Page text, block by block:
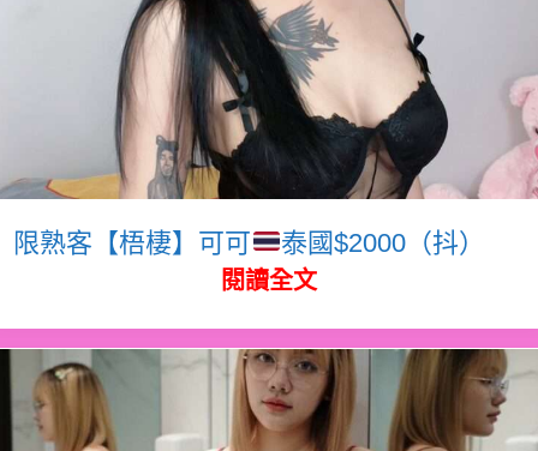
限熟客【梧棲】可可 泰國$2000（抖）
閱讀全文